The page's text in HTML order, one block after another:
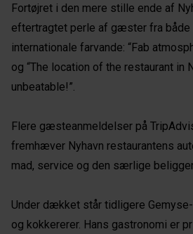
Fortøjret i den mere stille ende af
eftertragtet perle af gæster fra både
internationale farvande: “Fab
og “The location of the restaurant in
unbeatable!”.
Flere gæsteanmeldelser på
fremhæver Nyhavn restaurantens
mad, service og den særlige
Under dækket står tidligere
og kokkererer. Hans gastronomi er